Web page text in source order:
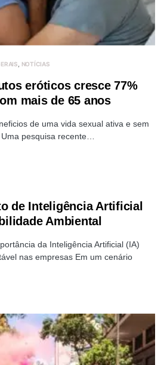
NOTÍCIAS
eróticos cresce 77%
mais de 65 anos
de uma vida sexual ativa e sem
pesquisa recente…
de Inteligência Artificial
Ambiental
da Inteligência Artificial (IA)
nas empresas Em um cenário